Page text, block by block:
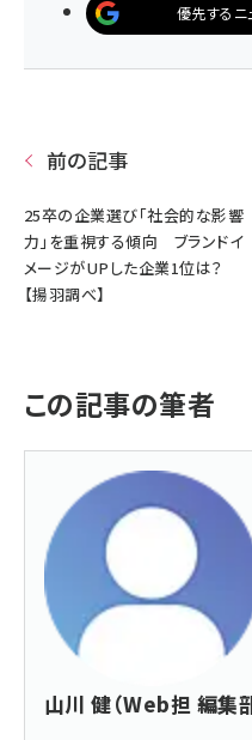
優先する
前の記事
25卒の企業選び「社会的な影響
力」を重視する傾向 ブランドイ
メージがUPした企業1位は？
【揚羽調べ】
この記事の筆者
山川 健（Web担 編集部